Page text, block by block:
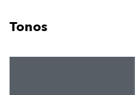
Tonos